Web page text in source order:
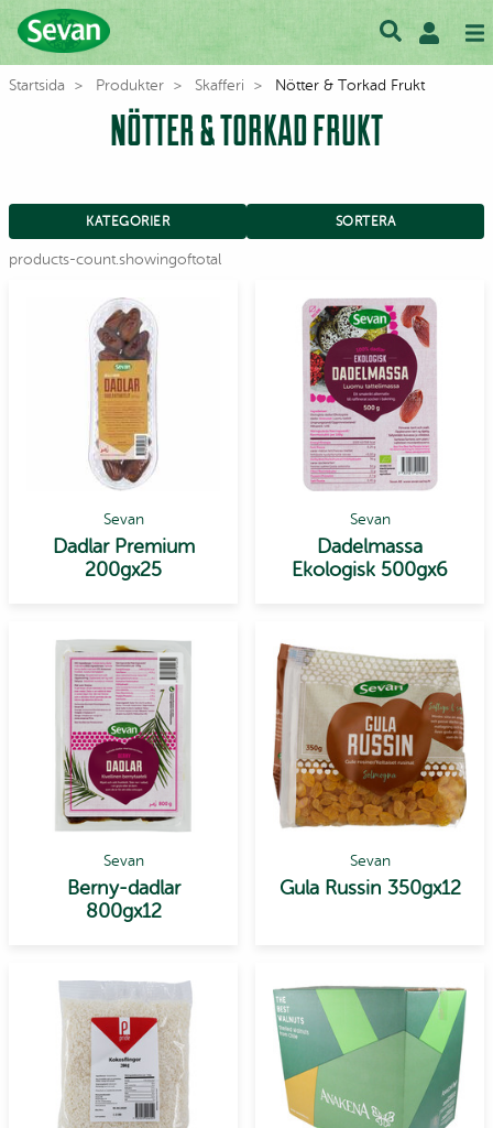
Startsida Produkter Skafferi Nötter & Torkad Frukt
NÖTTER & TORKAD FRUKT
KATEGORIER SORTERA
products-count.showingoftotal
Sevan
Dadlar Premium
200gx25
Sevan
Dadelmassa
Ekologisk 500gx6
Sevan
Berny-dadlar
800gx12
Sevan
Gula Russin 350gx12